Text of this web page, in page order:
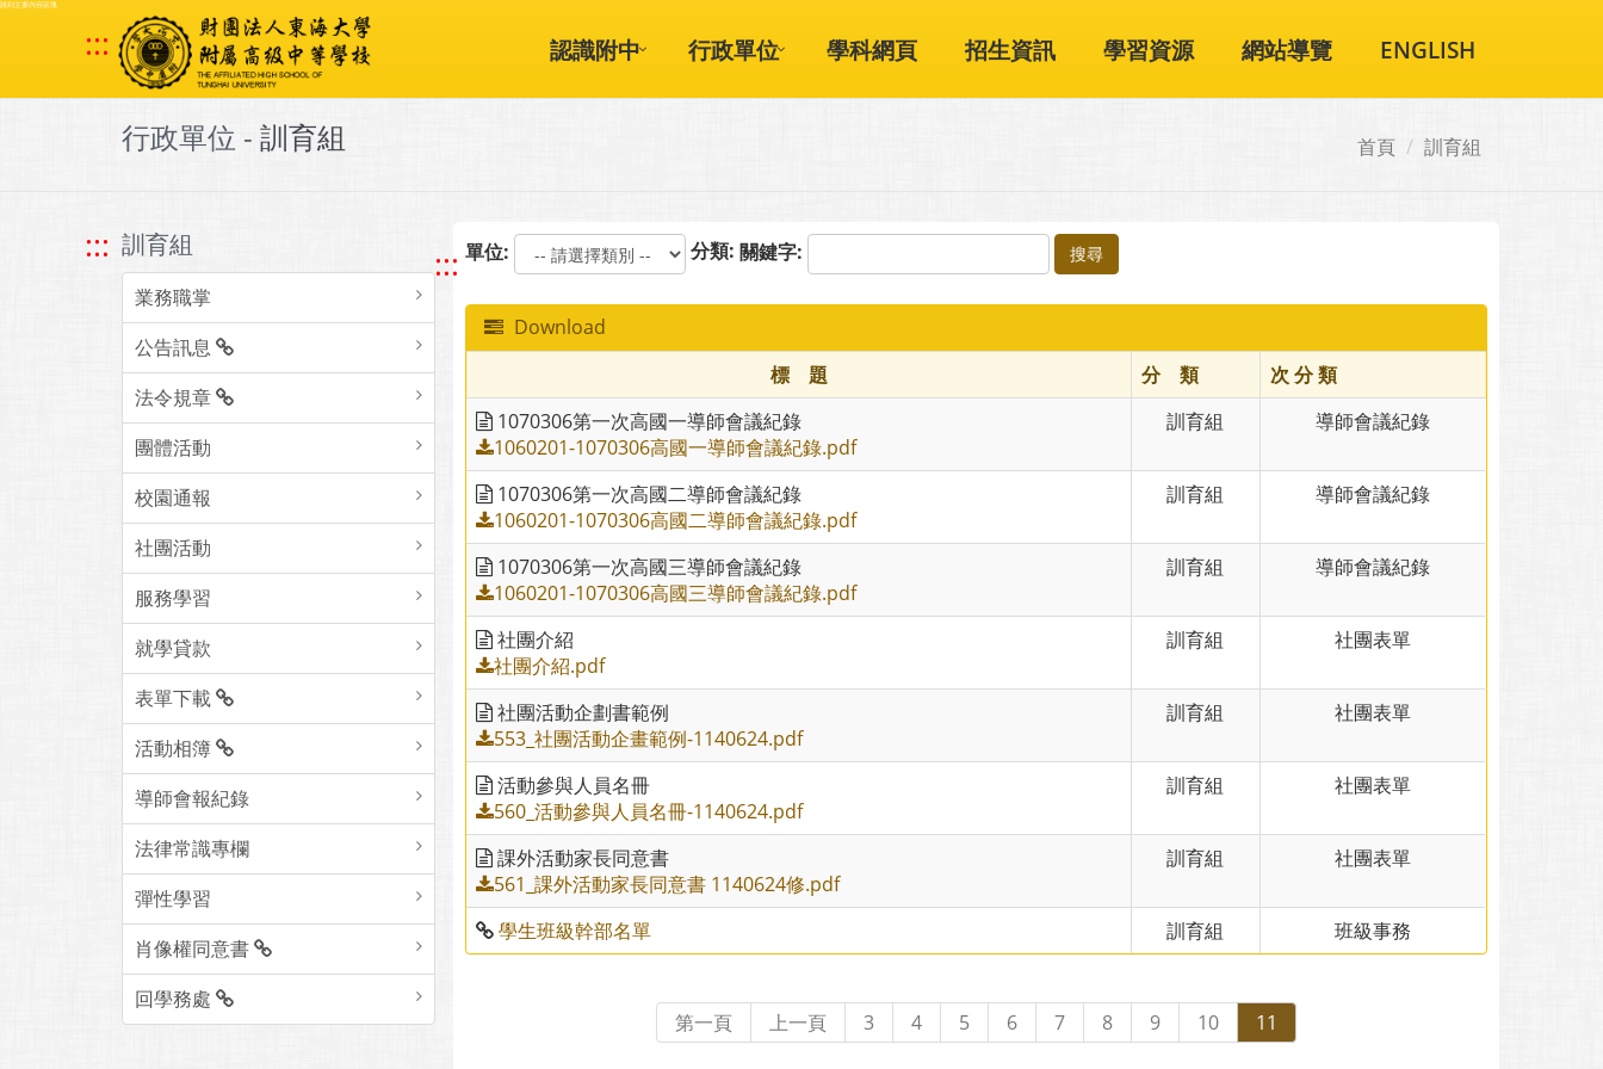
跳到主要內容區塊
::: 認識附中 行政單位 學科網頁 招生資訊 學習資源 網站導覽 ENGLISH
行政單位 - 訓育組 首頁 訓育組
::: 訓育組
業務職掌
公告訊息
法令規章
團體活動
校園通報
社團活動
服務學習
就學貸款
表單下載
活動相簿
導師會報紀錄
法律常識專欄
彈性學習
肖像權同意書
回學務處
::: 單位: 分類: 關鍵字: 搜尋
Download
標 題
分 類
次 分 類
1070306第一次高國一導師會議紀錄
1060201-1070306高國一導師會議紀錄.pdf
訓育組 導師會議紀錄
1070306第一次高國二導師會議紀錄
1060201-1070306高國二導師會議紀錄.pdf
訓育組 導師會議紀錄
1070306第一次高國三導師會議紀錄
1060201-1070306高國三導師會議紀錄.pdf
訓育組 導師會議紀錄
社團介紹
社團介紹.pdf
訓育組 社團表單
社團活動企劃書範例
553_社團活動企畫範例-1140624.pdf
訓育組 社團表單
活動參與人員名冊
560_活動參與人員名冊-1140624.pdf
訓育組 社團表單
課外活動家長同意書
561_課外活動家長同意書 1140624修.pdf
訓育組 社團表單
學生班級幹部名單 訓育組 班級事務
第一頁 上一頁 3 4 5 6 7 8 9 10 11